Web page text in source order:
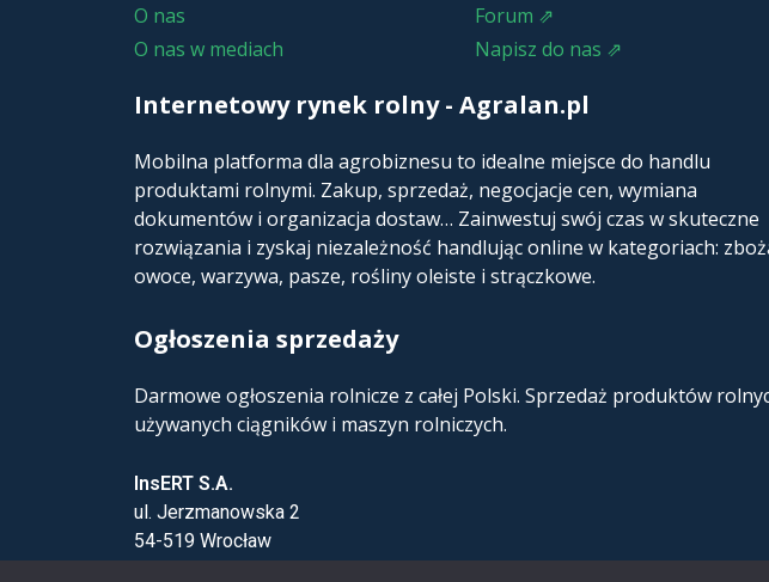
O nas
O nas w mediach
Forum ⇗
Napisz do nas ⇗
Internetowy rynek rolny - Agralan.pl
Mobilna platforma dla agrobiznesu to idealne miejsce do handlu
produktami rolnymi. Zakup, sprzedaż, negocjacje cen, wymiana
dokumentów i organizacja dostaw… Zainwestuj swój czas w skuteczne
rozwiązania i zyskaj niezależność handlując online w kategoriach:
owoce, warzywa, pasze, rośliny oleiste i strączkowe.
Ogłoszenia sprzedaży
Darmowe ogłoszenia rolnicze z całej Polski. Sprzedaż produktów
używanych ciągników i maszyn rolniczych.
InsERT S.A.
ul. Jerzmanowska 2
54-519 Wrocław